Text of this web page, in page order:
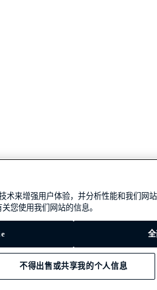
术来增强用户体验，并分析性能和我们网
您使用我们网站的信息。
不得出售或共享我的个人信息